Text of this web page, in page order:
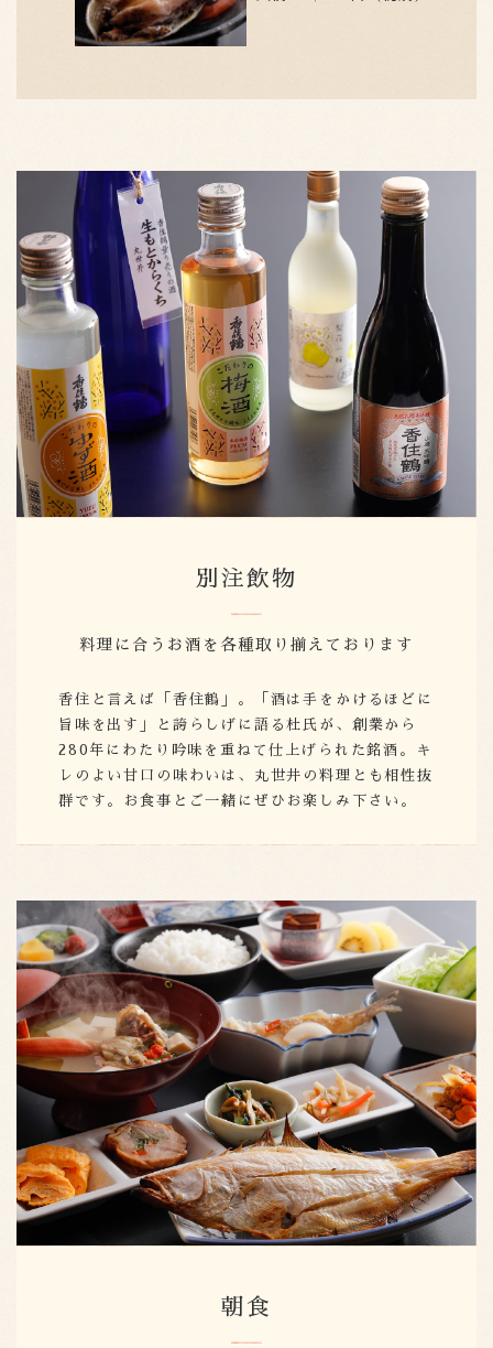
別注飲物
料理に合うお酒を各種取り揃えております
香住と言えば「香住鶴」。「酒は手をかけるほどに
旨味を出す」と誇らしげに語る杜氏が、創業から
280年にわたり吟味を重ねて仕上げられた銘酒。キ
レのよい甘口の味わいは、丸世井の料理とも相性抜
群です。お食事とご一緒にぜひお楽しみ下さい。
朝食